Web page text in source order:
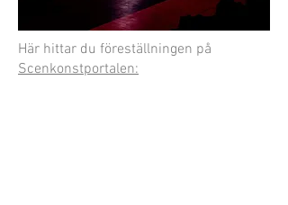
Här hittar du föreställningen på
Scenkonstportalen: